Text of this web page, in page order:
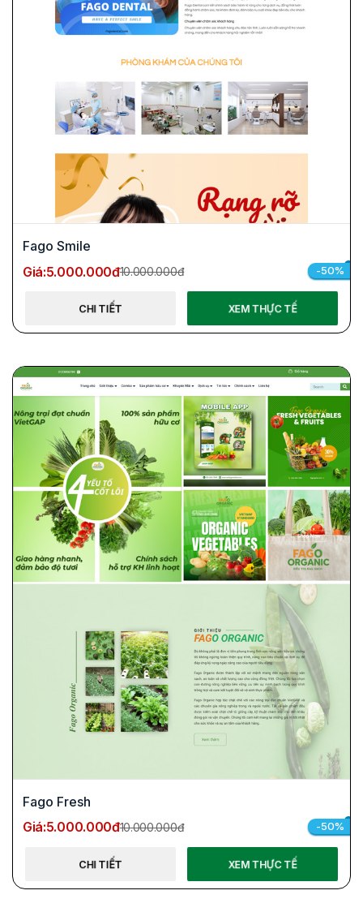
Fago Smile
Giá:5.000.000đ10.000.000đ -50%
CHI TIẾT XEM THỰC TẾ
Fago Fresh
Giá:5.000.000đ10.000.000đ -50%
CHI TIẾT XEM THỰC TẾ